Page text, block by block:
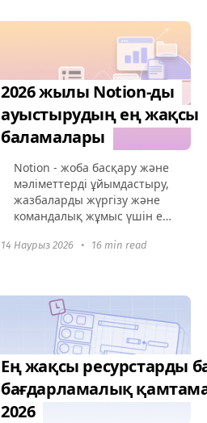
2026 жылы Notion-ды
ауыстырудың ең жақсы
баламалары
Notion - жоба басқару және
мәліметтерді ұйымдастыру,
жазбаларды жүргізу және
командалық жұмыс үшін ең
Сервер жазбалар алуға,
ынтымақтастық...
14 Наурыз 2026 • 16 min read
Ең жақсы ресурстарды
бағдарламалық
2026